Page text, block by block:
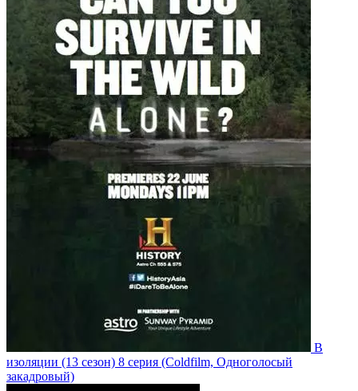
В
изоляции (13 сезон) 8 серия (Coldfilm, Одноголосый
закадровый)